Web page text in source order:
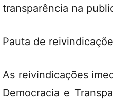
transparência na
Pauta de
As reivindicações
Democracia e